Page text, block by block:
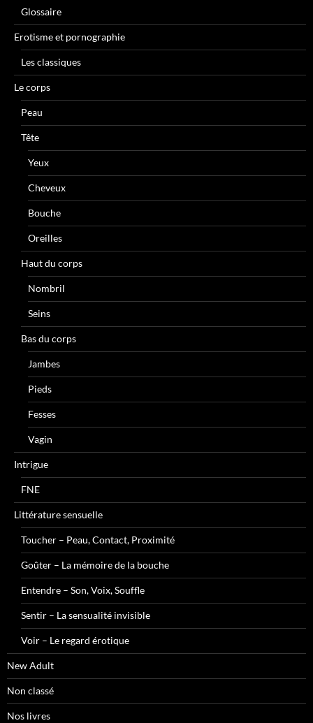
Glossaire
Erotisme et pornographie
Les classiques
Le corps
Peau
Tête
Yeux
Cheveux
Bouche
Oreilles
Haut du corps
Nombril
Seins
Bas du corps
Jambes
Pieds
Fesses
Vagin
Intrigue
FNE
Littérature sensuelle
Toucher – Peau, Contact, Proximité
Goûter – La mémoire de la bouche
Entendre – Son, Voix, Souffle
Sentir – La sensualité invisible
Voir – Le regard érotique
New Adult
Non classé
Nos livres